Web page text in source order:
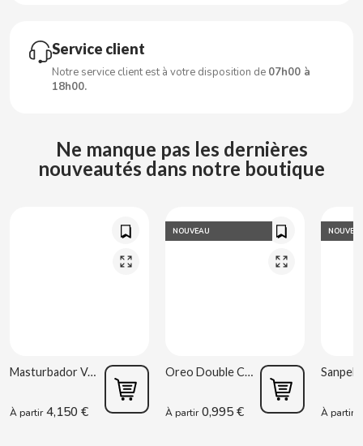
CLIPPER
COCACOLA
Service client
Notre service client est à votre disposition de 07h00 à
18h00.
Ne manque pas les dernières
nouveautés dans notre boutique
Masturbador Vagina Estela Galáctica
À partir4,150 €
NOUVEAU
Oreo Double Cream 170 g
À partir0,995 € À partir